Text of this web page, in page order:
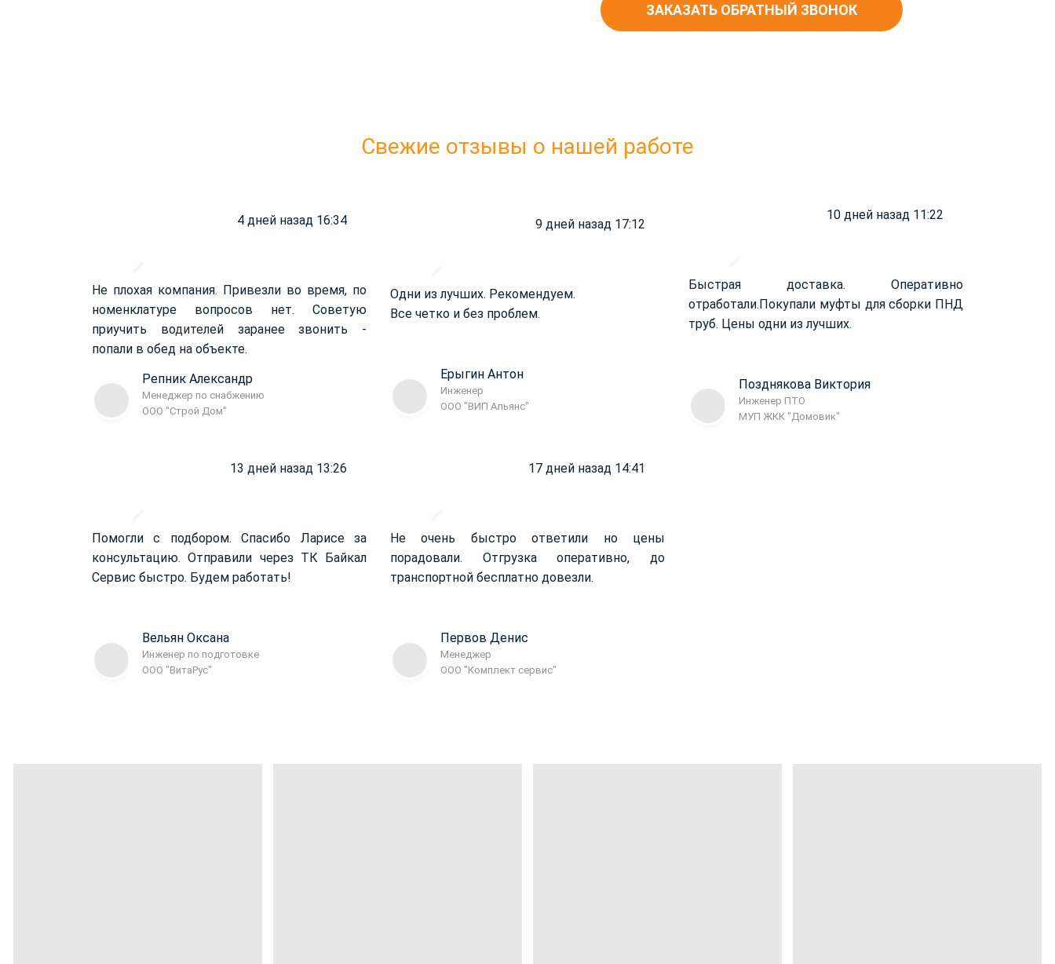
ЗАКАЗАТЬ ОБРАТНЫЙ ЗВОНОК
Свежие отзывы о нашей работе
4 дней назад 16:34
Не плохая компания. Привезли во время, по
номенклатуре вопросов нет. Советую
приучить водителей заранее звонить -
попали в обед на объекте.
Репник Александр
Менеджер по снабжению
ООО "Строй Дом"
9 дней назад 17:12
Одни из лучших. Рекомендуем.
Все четко и без проблем.
Ерыгин Антон
Инженер
ООО "ВИП Альянс"
10 дней назад 11:22
Быстрая доставка. Оперативно
отработали.Покупали муфты для сборки ПНД
труб. Цены одни из лучших.
Позднякова Виктория
Инженер ПТО
МУП ЖКК "Домовик"
13 дней назад 13:26
Помогли с подбором. Спасибо Ларисе за
консультацию. Отправили через ТК Байкал
Сервис быстро. Будем работать!
Вельян Оксана
Инженер по подготовке
ООО "ВитаРус"
17 дней назад 14:41
Не очень быстро ответили но цены
порадовали. Отгрузка оперативно, до
транспортной бесплатно довезли.
Первов Денис
Менеджер
ООО "Комплект сервис"